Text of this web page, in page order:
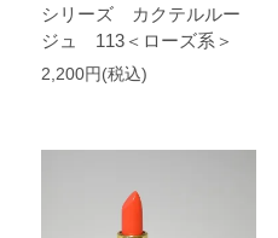
シリーズ カクテルルー
ジュ 113＜ローズ系＞
2,200円(税込)